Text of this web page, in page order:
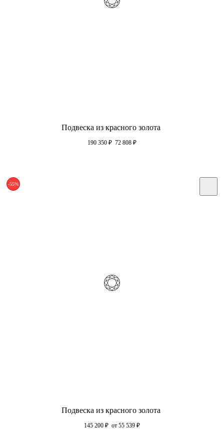
Подвеска из красного золота
190 350 ₽ 72 808 ₽
-55%
Подвеска из красного золота
145 200 ₽ от 55 539 ₽